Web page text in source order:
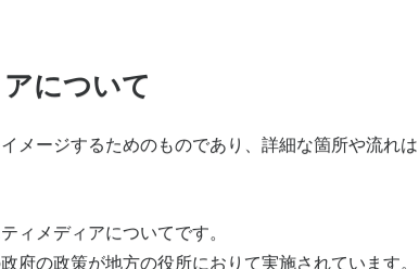
について
メージするためのものであり、詳細な箇所や流れは
ィメディアについてです。
府の政策が地方の役所におりて実施されています。